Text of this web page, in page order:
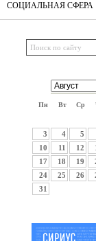
СОЦИАЛЬНАЯ СФЕРА
Пн Вт Ср
3
4 5
10
11 12
17
18 19
24
25 26
31